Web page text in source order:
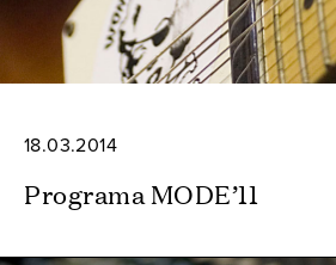
18.03.2014
Programa MODE’11